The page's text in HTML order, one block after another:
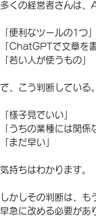
多くの経営者さんは、
「便利なツールの1つ」
「ChatGPTで文章を
「若い人が使うもの」
で、こう判断している。
「様子見でいい」
「うちの業種には関係
「まだ早い」
気持ちはわかります。
しかしその判断は、も
早急に改める必要があ